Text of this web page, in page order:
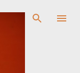
செல்